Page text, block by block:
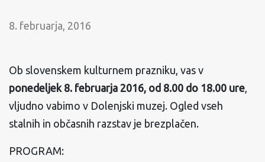
8. februarja, 2016
Ob slovenskem kulturnem prazniku, vas v
ponedeljek 8. februarja 2016, od 8.00 do 18.00 ure,
vljudno vabimo v Dolenjski muzej. Ogled vseh
stalnih in občasnih razstav je brezplačen.
PROGRAM: